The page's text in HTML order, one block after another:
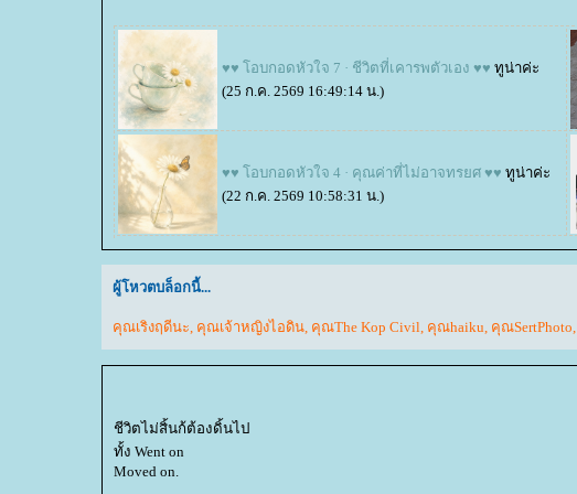
♥♥ โอบกอดหัวใจ 7 · ชีวิตที่เคารพตัวเอง ♥♥ ทูน่าค่ะ
(25 ก.ค. 2569 16:49:14 น.)
♥♥ โอบกอดหัวใจ 4 · คุณค่าที่ไม่อาจทรยศ ♥♥ ทูน่าค่ะ
(22 ก.ค. 2569 10:58:31 น.)
ผู้โหวตบล็อกนี้...
คุณเริงฤดีนะ, คุณเจ้าหญิงไอดิน, คุณThe Kop Civil, คุณhaiku, คุณSertPhoto,
ชีวิตไม่สิ้นก้ต้องดิ้นไป
ทั้ง Went on
Moved on.